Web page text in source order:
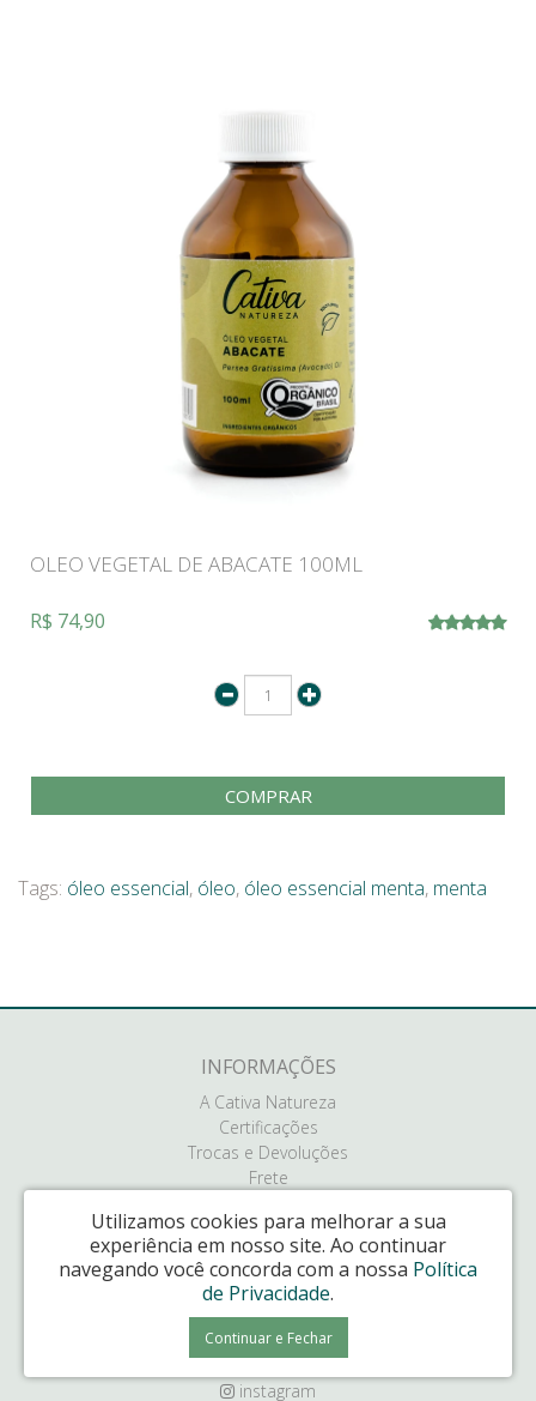
OLEO VEGETAL DE ABACATE 100ML
R$ 74,90
COMPRAR
Tags: óleo essencial, óleo, óleo essencial menta, menta
INFORMAÇÕES
A Cativa Natureza
Certificações
Trocas e Devoluções
Frete
SERVIÇOS AO CLIENTE
Contate-nos
SIGA-NOS
instagram
Utilizamos cookies para melhorar a sua
experiência em nosso site. Ao continuar
navegando você concorda com a nossa Política
de Privacidade.
Continuar e Fechar